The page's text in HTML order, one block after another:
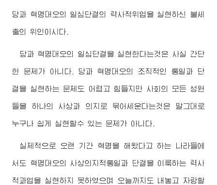
당과 혁명대오의 일심단결의 력사적위업을 실현하신 불세
출의 위인이시다.
당과 혁명대오의 일심단결을 실현한다는것은 사실 간단
한 문제가 아니다. 당과 혁명대오의 조직적인 통일과 단
결을 실현하는 문제도 어렵고 힘들지만 사회의 모든 성원
들을 하나의 사상과 의지로 묶어세운다는것은 말그대로
누구나 쉽게 실현할수 있는 문제가 아니다.
실제적으로 오랜 기간 혁명을 해왔다고 하는 나라들에
서도 혁명대오의 사상의지적통일과 단결을 이룩하는 력사
적과업을 실현하지 못하였으며 오늘까지도 내놓고 자랑할